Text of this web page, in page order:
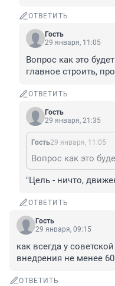
ОТВЕТИТЬ
Гость
29 января, 11:05
Вопрос как это
главное строить,
ОТВЕТИТЬ
Гость
29 января, 21:35
Гость29 января, 11:05
"Цель - ничто,
ОТВЕТИТЬ
Гость
29 января, 09:15
как всегда у
внедрения не менее
ОТВЕТИТЬ